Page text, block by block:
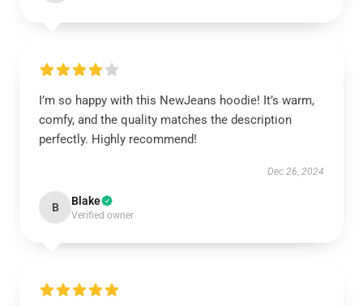
I’m so happy with this NewJeans hoodie! It’s warm,
comfy, and the quality matches the description
perfectly. Highly recommend!
Dec 26, 2024
B Blake
Verified owner